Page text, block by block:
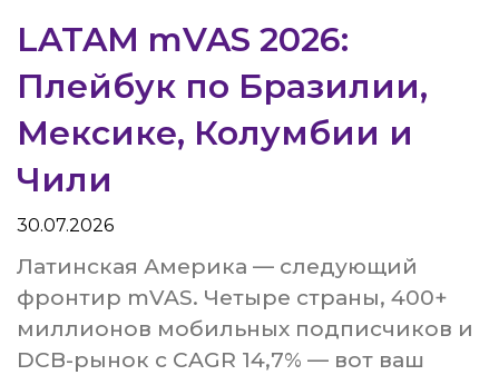
LATAM mVAS 2026:
Плейбук по Бразилии,
Мексике, Колумбии и
Чили
30.07.2026
Латинская Америка — следующий
фронтир mVAS. Четыре страны, 400+
миллионов мобильных подписчиков и
DCB-рынок с CAGR 14,7% — вот ваш